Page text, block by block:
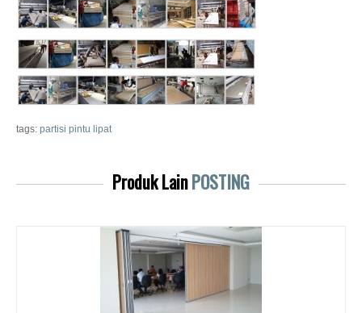
tags: partisi pintu lipat
Produk LainPOSTING